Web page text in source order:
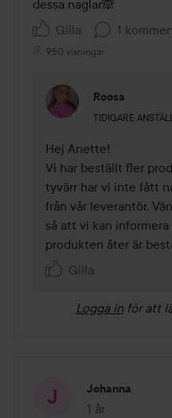
dessa naglar🙈
Gilla
1
950 visningar
Roosa
TIDIGARE
Användarens
Hej Anette!
Vi har beställt fler
tyvärr har vi inte fått
från vår leverantör.
så att vi kan
Gilla
Logga in för att
Johanna
1 år
Inlägget